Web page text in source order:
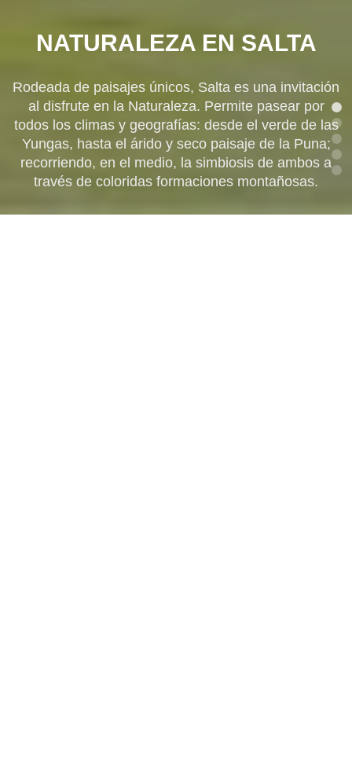
NATURALEZA EN SALTA
Rodeada de paisajes únicos, Salta es una invitación
al disfrute en la Naturaleza. Permite pasear por
todos los climas y geografías: desde el verde de las
Yungas, hasta el árido y seco paisaje de la Puna;
recorriendo, en el medio, la simbiosis de ambos a
través de coloridas formaciones montañosas.
Salta cuenta con una magnífica vitivinicultura y vinos
reconocidos a nivel mundial. La amplitud térmica, la
calidad de atención, los coloridos paisajes, las
bodegas de altura, hacen de la actividad enoturistica
en Salta una experiencia única.
AVENTURA EN SALTA
Para aquellos que les gustan las experiencias al
límite, Salta ofrece amplias propuestas, enmarcadas
en montañas y ríos, que hacen única la experiencia.
¡Vení a disfrutarla!.
CULTURA EN SALTA
Caracterizada por su cultura ancestral, Salta te invita
a conocer su gente, su identidad, sus
manifestaciones de fe y todo aquello que hace que
sea la más linda.
FAVORITOS
Experiencias emblemáticas de nuestra provincia.